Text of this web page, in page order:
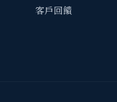
客戶回饋